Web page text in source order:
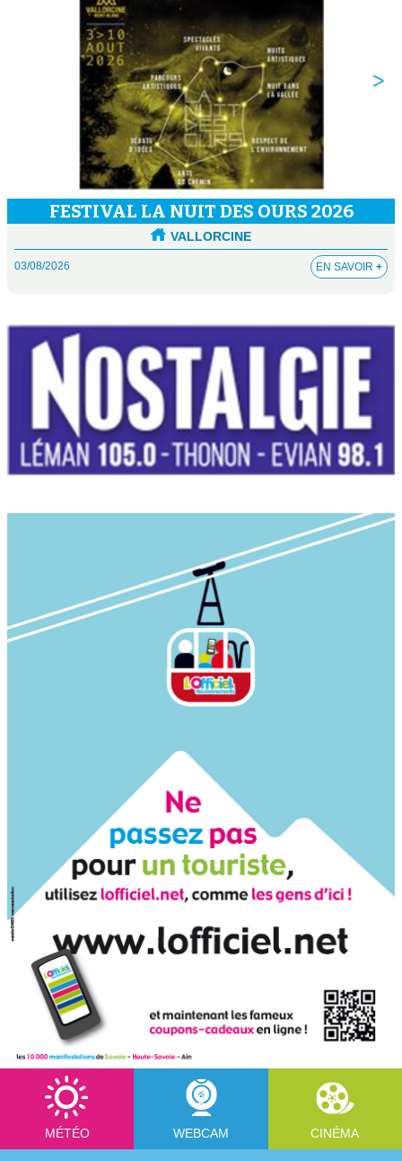
FESTIVAL LA NUIT DES OURS 2026
VALLORCINE
03/08/2026 EN SAVOIR +
MÉTÉO WEBCAM CINÉMA